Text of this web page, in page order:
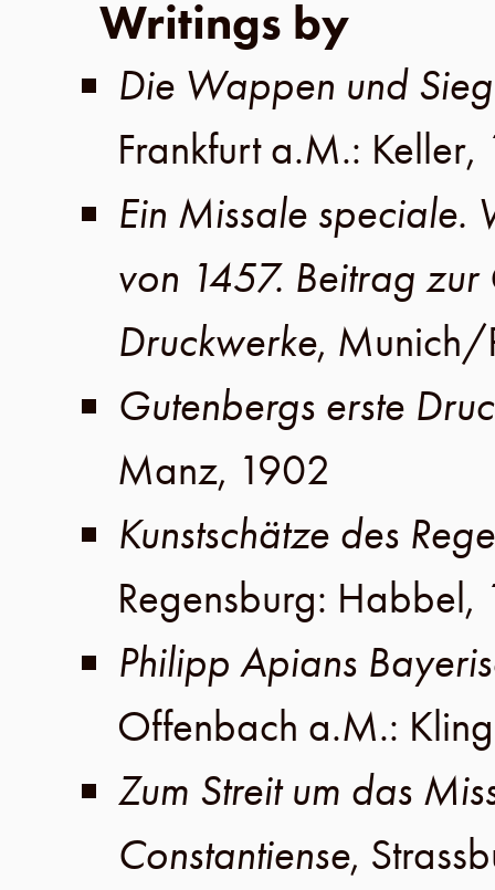
Writings by
Die Wappen und
Frankfurt a.M.: Keller,
Ein Missale speciale.
von 1457. Beitrag zur
Druckwerke, Munich/
Gutenbergs erste
Manz, 1902
Kunstschätze des
Regensburg: Habbel,
Philipp Apians
Offenbach a.M.:
Zum Streit um das
Constantiense,